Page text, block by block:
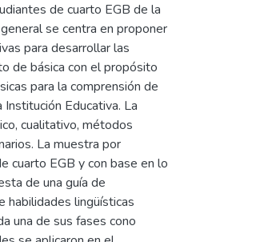
de cuarto EGB de la
se centra en proponer
para desarrollar las
de básica con el propósito
para la comprensión de
Educativa. La
cualitativo, métodos
La muestra por
cuarto EGB y con base en lo
de una guía de
habilidades lingüísticas
una de sus fases cono